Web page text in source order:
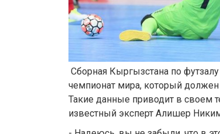
Сборная Кыргызстана по
чемпионат мира, который должен
Такие данные приводит в своем
известный эксперт Алишер